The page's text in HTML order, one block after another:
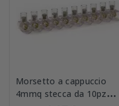
Morsetto a cappuccio
4mmq stecca da 10pz